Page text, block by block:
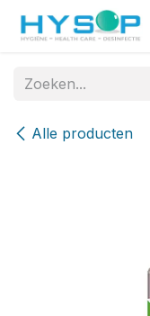
Overslaan naar inhoud
Alle producten